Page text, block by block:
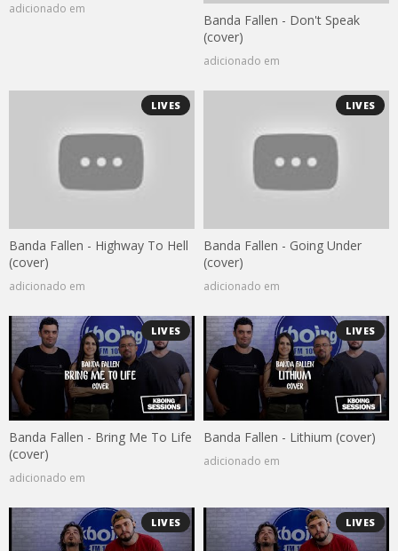
adicionado em
Banda Fallen - Don't Speak
(cover)
adicionado em
LIVES
Banda Fallen - Highway To Hell
(cover)
adicionado em
LIVES
Banda Fallen - Going Under
(cover)
adicionado em
LIVES
Banda Fallen - Bring Me To Life
(cover)
adicionado em
LIVES
Banda Fallen - Lithium (cover)
adicionado em
LIVES LIVES